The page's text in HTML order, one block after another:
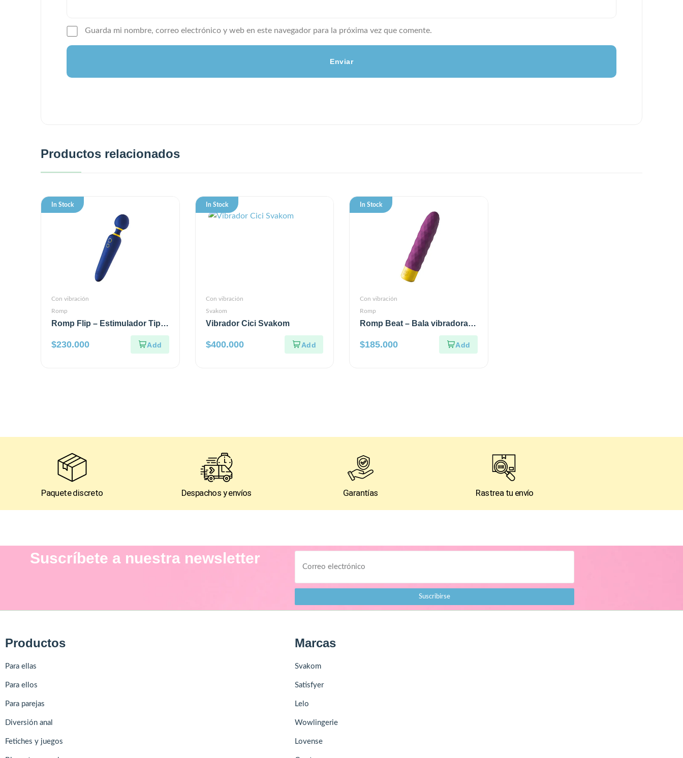
Guarda mi nombre, correo electrónico y web en este navegador para la próxima vez que comente.
Productos relacionados
In Stock
Con vibración
Romp
Romp Flip – Estimulador Tipo
$230.000
In Stock
Con vibración
Svakom
Vibrador Cici Svakom
$400.000
In Stock
Con vibración
Romp
Romp Beat – Bala vibradora
$185.000
Paquete discreto Despachos y envíos Garantías Rastrea tu envío
Suscríbete a nuestra newsletter
Suscribirse
Productos
Para ellas
Para ellos
Para parejas
Diversión anal
Fetiches y juegos
Marcas
Svakom
Satisfyer
Lelo
Wowlingerie
Lovense